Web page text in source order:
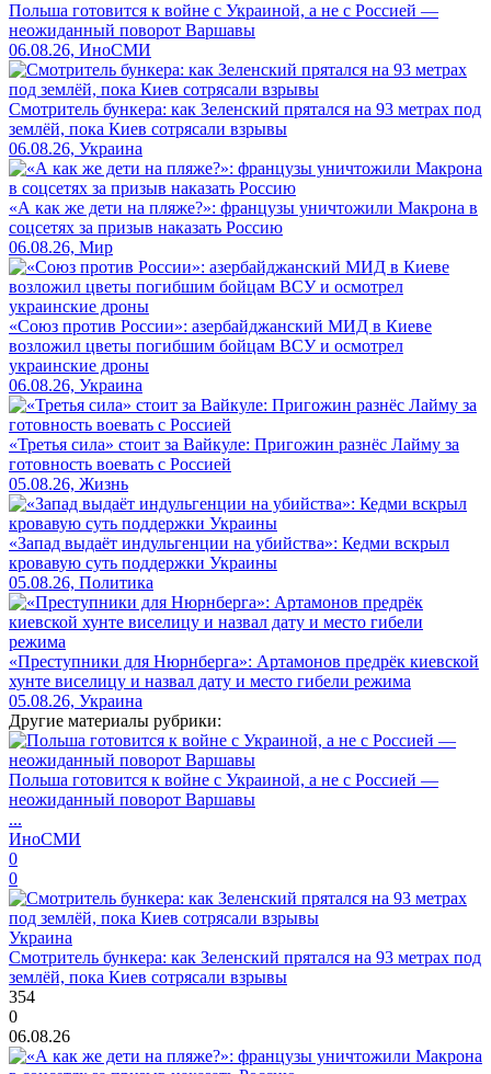
Польша готовится к войне с Украиной, а не с Россией —
неожиданный поворот Варшавы
06.08.26, ИноСМИ
Смотритель бункера: как Зеленский прятался на 93 метрах под
землёй, пока Киев сотрясали взрывы
06.08.26, Украина
«А как же дети на пляже?»: французы уничтожили Макрона в
соцсетях за призыв наказать Россию
06.08.26, Мир
«Союз против России»: азербайджанский МИД в Киеве
возложил цветы погибшим бойцам ВСУ и осмотрел
украинские дроны
06.08.26, Украина
«Третья сила» стоит за Вайкуле: Пригожин разнёс Лайму за
готовность воевать с Россией
05.08.26, Жизнь
«Запад выдаёт индульгенции на убийства»: Кедми вскрыл
кровавую суть поддержки Украины
05.08.26, Политика
«Преступники для Нюрнберга»: Артамонов предрёк киевской
хунте виселицу и назвал дату и место гибели режима
05.08.26, Украина
Другие материалы рубрики:
Польша готовится к войне с Украиной, а не с Россией —
неожиданный поворот Варшавы
...
ИноСМИ
0
0
Украина
Смотритель бункера: как Зеленский прятался на 93 метрах под
землёй, пока Киев сотрясали взрывы
354
0
06.08.26